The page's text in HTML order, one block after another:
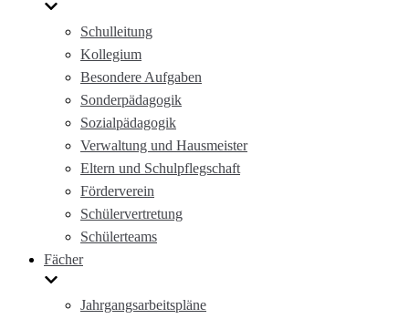
Schulleitung
Kollegium
Besondere Aufgaben
Sonderpädagogik
Sozialpädagogik
Verwaltung und Hausmeister
Eltern und Schulpflegschaft
Förderverein
Schülervertretung
Schülerteams
Fächer
Jahrgangsarbeitspläne